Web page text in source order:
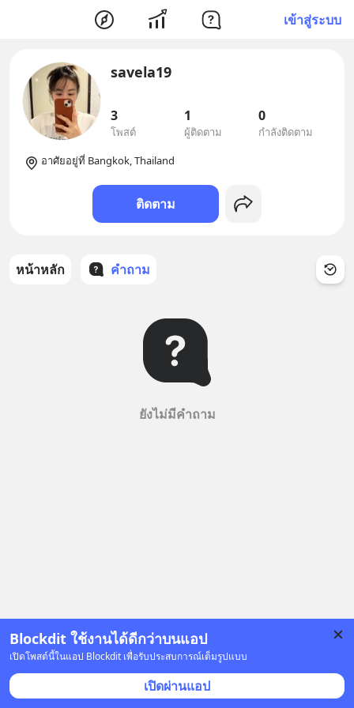
เข้าสู่ระบบ
Blockdit ใช้งานได้ดีกว่าบนแอป
เปิดโพสต์นี้ในแอป Blockdit เพื่อรับประสบการณ์เต็มรูปแบบ
เปิดผ่านแอป
savela19
3
โพสต์
1
ผู้ติดตาม
0
กำลังติดตาม
อาศัยอยู่ที่ Bangkok, Thailand
ติดตาม
หน้าหลัก คำถาม
ยังไม่มีคำถาม